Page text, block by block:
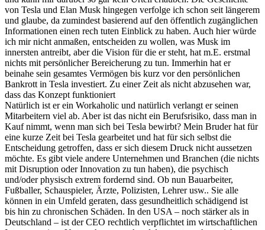
von Tesla und Elan Musk hingegen verfolge ich schon seit längerem
und glaube, da zumindest basierend auf den öffentlich zugänglichen
Informationen einen rech tuten Einblick zu haben. Auch hier würde
ich mir nicht anmaßen, entscheiden zu wollen, was Musk im
innersten antreibt, aber die Vision für die er steht, hat m.E. erstmal
nichts mit persönlicher Bereicherung zu tun. Immerhin hat er
beinahe sein gesamtes Vermögen bis kurz vor den persönlichen
Bankrott in Tesla investiert. Zu einer Zeit als nicht abzusehen war,
dass das Konzept funktioniert
Natürlich ist er ein Workaholic und natürlich verlangt er seinen
Mitarbeitern viel ab. Aber ist das nicht ein Berufsrisiko, dass man in
Kauf nimmt, wenn man sich bei Tesla bewirbt? Mein Bruder hat für
eine kurze Zeit bei Tesla gearbeitet und hat für sich selbst die
Entscheidung getroffen, dass er sich diesem Druck nicht aussetzen
möchte. Es gibt viele andere Unternehmen und Branchen (die nichts
mit Disruption oder Innovation zu tun haben), die psychisch
und/oder physisch extrem fordernd sind. Ob nun Bauarbeiter,
Fußballer, Schauspieler, Ärzte, Polizisten, Lehrer usw.. Sie alle
können in ein Umfeld geraten, dass gesundheitlich schädigend ist
bis hin zu chronischen Schäden. In den USA – noch stärker als in
Deutschland – ist der CEO rechtlich verpflichtet im wirtschaftlichen